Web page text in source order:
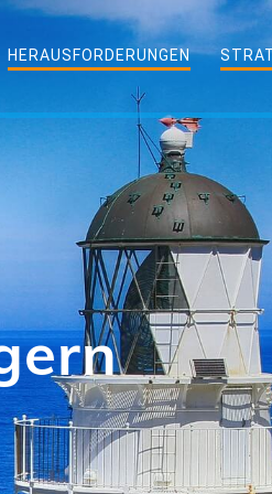
HERAUSFORDERUNGEN
und